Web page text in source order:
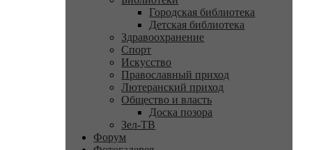
Городская библиотека
Детская библиотека
Здравоохранение
Спорт
Искусство
Православный приход
Лютеранский приход
Общество и власть
Доска позора
Зел-ТВ
Форум